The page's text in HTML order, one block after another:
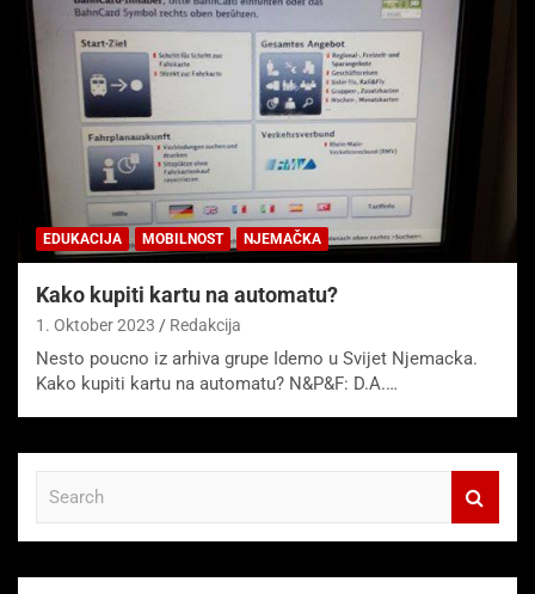
EDUKACIJA MOBILNOST NJEMAČKA
Kako kupiti kartu na automatu?
1. Oktober 2023 Redakcija
Nesto poucno iz arhiva grupe Idemo u Svijet Njemacka.
Kako kupiti kartu na automatu? N&P&F: D.A.…
c